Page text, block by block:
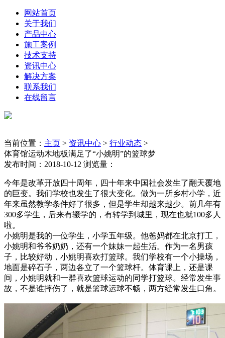
网站首页
关于我们
产品中心
施工案例
技术支持
资讯中心
解决方案
联系我们
在线留言
当前位置： 主页 > 资讯中心 > 行业动态 >
体育馆运动木地板满足了“小姚明”的篮球梦
发布时间：2018-10-12 浏览量：
今年是改革开放四十周年，四十年来中国社会发生了翻天覆地
的巨变。我们学校也发生了很大变化。做为一所乡村小学，近
年来虽然教学条件好了很多，但是学生却越来越少。前几年有
300多学生，后来有辍学的，有转学到城里，现在也就100多人
啦。
小姚明是我的一位学生，小学五年级。他爸妈都在北京打工，
小姚明和爷爷奶奶，还有一个妹妹一起生活。作为一名男孩
子，比较好动，小姚明喜欢打篮球。我们学校有一个小操场，
地面是碎石子，两边各立了一个篮球杆。体育课上，还是课
间，小姚明就和一群喜欢篮球运动的同学打篮球。经常发生事
故，不是谁摔伤了，就是篮球运球不畅，两方经常发生口角。